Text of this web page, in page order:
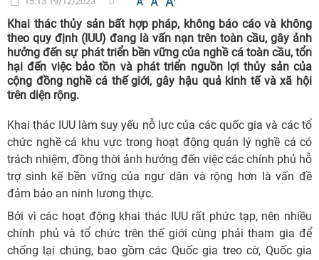
Khai thác thủy sản bất hợp pháp, không báo cáo và không
theo quy định (IUU) đang là vấn nạn trên toàn cầu, gây ảnh
hưởng đến sự phát triển bền vững của nghề cá toàn cầu, tổn
hại đến việc bảo tồn và phát triển nguồn lợi thủy sản của
cộng đồng nghề cá thế giới, gây hậu quả kinh tế và xã hội
trên diện rộng.
Khai thác IUU làm suy yếu nỗ lực của các quốc gia và các tổ
chức nghề cá khu vực trong hoạt động quản lý nghề cá có
trách nhiệm, đồng thời ảnh hưởng đến việc các chính phủ hỗ
trợ sinh kế bền vững của ngư dân và rộng hơn là vấn đề
đảm bảo an ninh lương thực.
Bởi vì các hoạt động khai thác IUU rất phức tạp, nên nhiều
chính phủ và tổ chức trên thế giới cùng phải tham gia để
chống lại chúng, bao gồm các Quốc gia treo cờ, Quốc gia